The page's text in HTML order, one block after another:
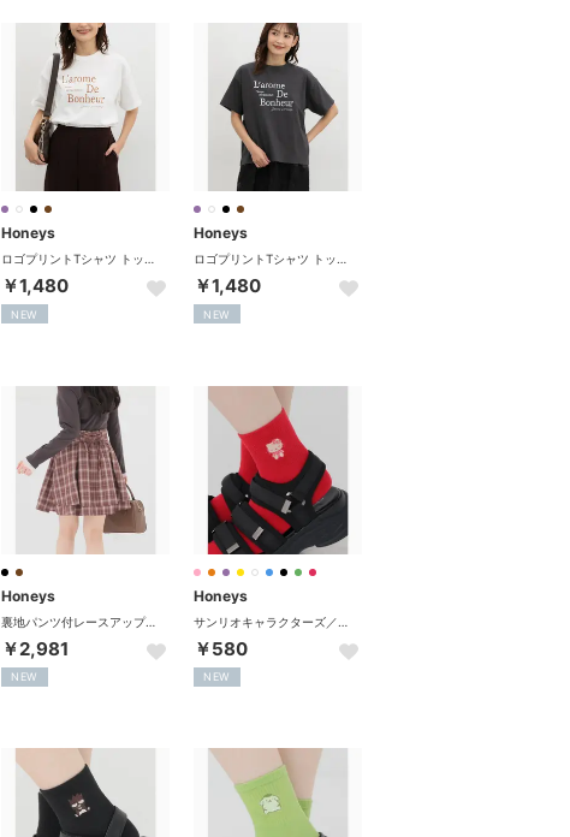
Honeys
￥1,480
NEW
Honeys
￥1,480
NEW
Honeys
裏地パンツ付レースアップスカート ボトムス スカート ミニスカート ミニ丈 レースアップスカート 内側パンツ付き 無地 チェック柄 レディース （チャチェック）
￥2,981
NEW
Honeys
￥580
NEW